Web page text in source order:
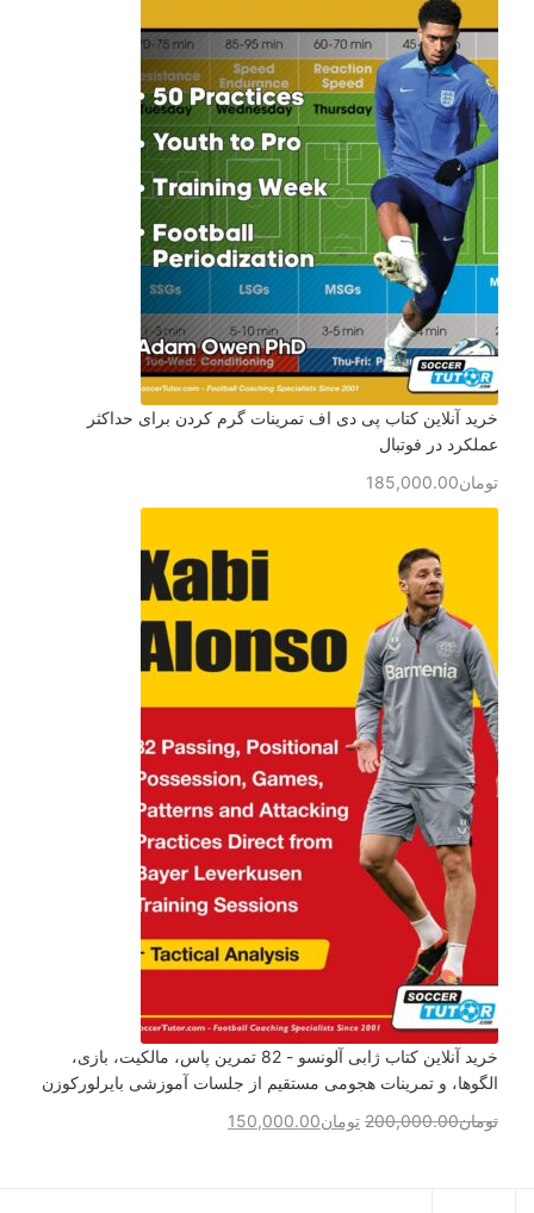
خرید آنلاین کتاب پی دی اف تمرینات گرم کردن برای حداکثر
عملکرد در فوتبال
تومان185,000.00
خرید آنلاین کتاب ژابی آلونسو - 82 تمرین پاس، مالکیت، بازی،
الگوها، و تمرینات هجومی مستقیم از جلسات آموزشی بایرلورکوزن
تومان200,000.00 تومان150,000.00